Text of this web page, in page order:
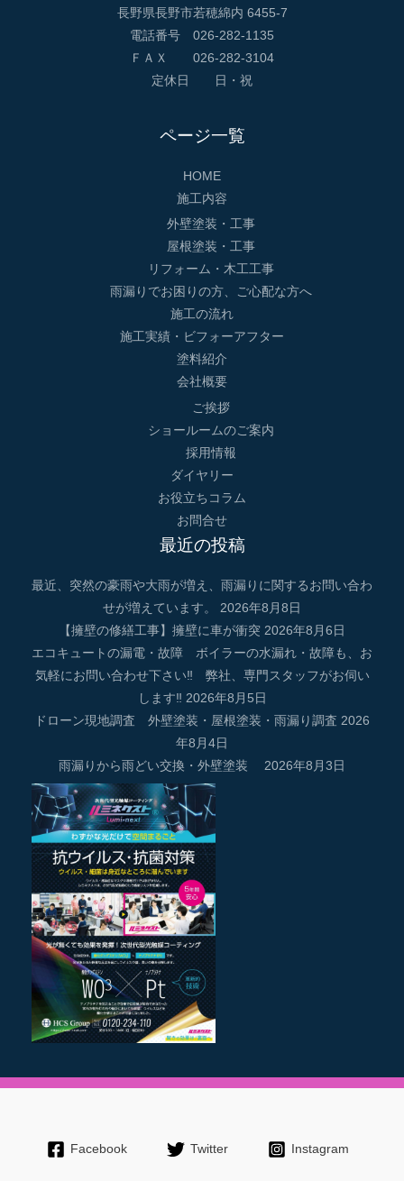
長野県長野市若穂綿内 6455-7
電話番号 026-282-1135
ＦＡＸ 026-282-3104
定休日 日・祝
ページ一覧
HOME
施工内容
外壁塗装・工事
屋根塗装・工事
リフォーム・木工工事
雨漏りでお困りの方、ご心配な方へ
施工の流れ
施工実績・ビフォーアフター
塗料紹介
会社概要
ご挨拶
ショールームのご案内
採用情報
ダイヤリー
お役立ちコラム
お問合せ
最近の投稿
最近、突然の豪雨や大雨が増え、雨漏りに関するお問い合わ
せが増えています。
2026年8月8日
【擁壁の修繕工事】擁壁に車が衝突 2026年8月6日
エコキュートの漏電・故障 ボイラーの水漏れ・故障も、お
気軽にお問い合わせ下さい‼ 弊社、専門スタッフがお伺い
します‼ 2026年8月5日
ドローン現地調査 外壁塗装・屋根塗装・雨漏り調査 2026
年8月4日
雨漏りから雨どい交換・外壁塗装
2026年8月3日
Facebook Twitter Instagram